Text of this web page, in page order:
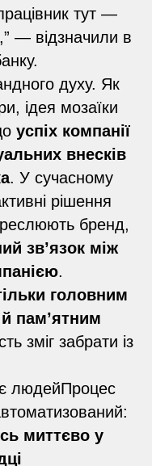
тут —
— відзначили в
духу. Як
ідея мозаїки
успіх компанії
внесків
. У сучасному
рішення
бренд,
зв’язок між
.
головним
пам’ятним
зміг забрати із
людейПроцес
миттєво у